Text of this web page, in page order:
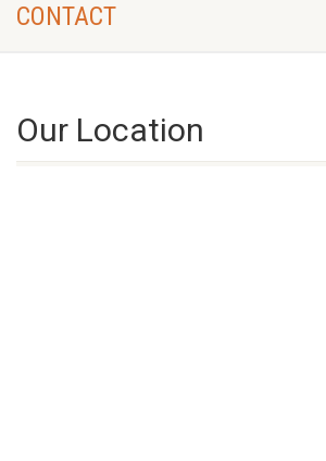
CONTACT
Our Location